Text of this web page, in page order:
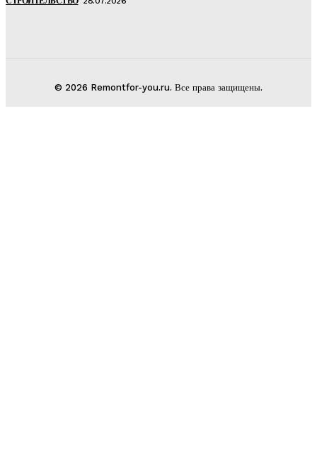
© 2026 Remontfor-you.ru. Все права защищены.